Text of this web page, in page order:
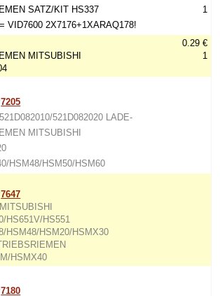
SATZ/KIT HS337
VID7600 2X7176+1XARAQ178!
1
MITSUBISHI
0.29 €
1
7205
521D082020 LADE-
MITSUBISHI
HSM48/HSM50/HSM60
7647
HS651V/HS551
HSM48/HSM20/HSMX30
HSMX40
7180